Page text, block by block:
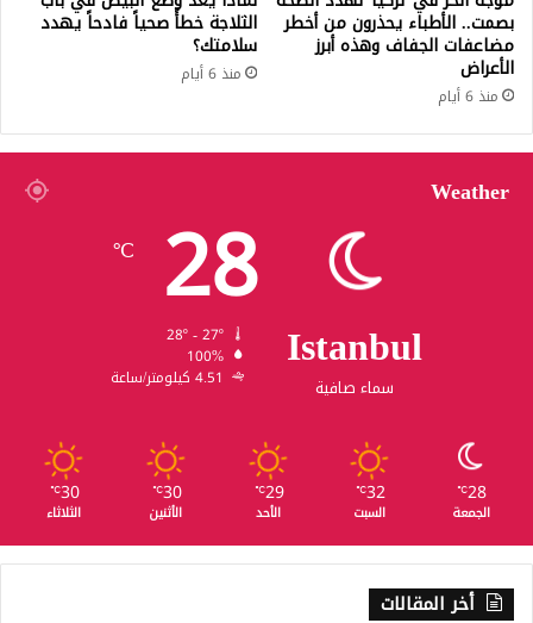
بصمت.. الأطباء يحذرون من أخطر
مضاعفات الجفاف وهذه أبرز
الأعراض
منذ 6 أيام
الثلاجة خطأً صحياً فادحاً يهدد
سلامتك؟
منذ 6 أيام
Weather
Istanbul
سماء صافية
28
℃
100%
4.51 كيلومتر/ساعة
28
℃
الجمعة
32
℃
السبت
29
℃
الأحد
30
℃
الأثنين
30
℃
الثلاثاء
أخر المقالات